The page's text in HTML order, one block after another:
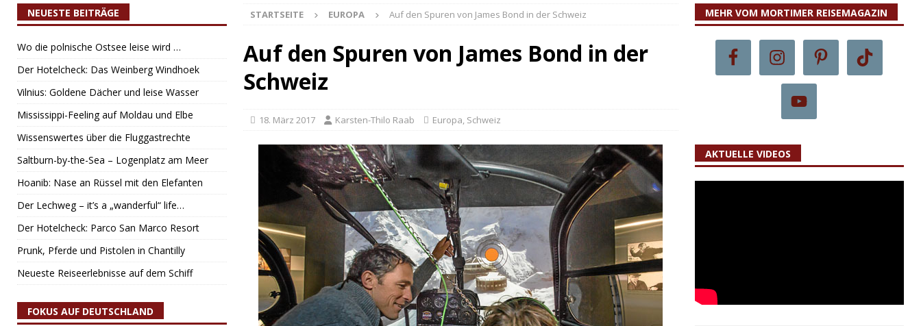
STARTSEITE EUROPA Auf den Spuren von James Bond in der Schweiz
Auf den Spuren von James Bond in der
Schweiz
18. März 2017 Karsten-Thilo Raab Europa, Schweiz
NEUESTE BEITRÄGE
Wo die polnische Ostsee leise wird …
Der Hotelcheck: Das Weinberg Windhoek
Vilnius: Goldene Dächer und leise Wasser
Mississippi-Feeling auf Moldau und Elbe
Wissenswertes über die Fluggastrechte
Saltburn-by-the-Sea – Logenplatz am Meer
Hoanib: Nase an Rüssel mit den Elefanten
Der Lechweg – it’s a „wanderful“ life…
Der Hotelcheck: Parco San Marco Resort
Prunk, Pferde und Pistolen in Chantilly
Neueste Reiseerlebnisse auf dem Schiff
FOKUS AUF DEUTSCHLAND
MEHR VOM MORTIMER REISEMAGAZIN
AKTUELLE VIDEOS